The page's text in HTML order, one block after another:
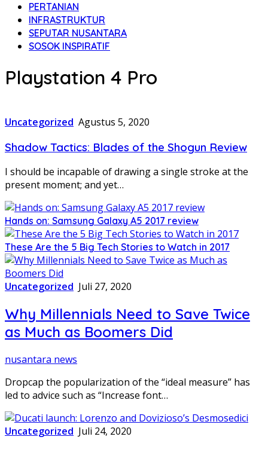
PERTANIAN
INFRASTRUKTUR
SEPUTAR NUSANTARA
SOSOK INSPIRATIF
Playstation 4 Pro
Uncategorized Agustus 5, 2020
Shadow Tactics: Blades of the Shogun Review
I should be incapable of drawing a single stroke at the
present moment; and yet…
Hands on: Samsung Galaxy A5 2017 review
These Are the 5 Big Tech Stories to Watch in 2017
Uncategorized Juli 27, 2020
Why Millennials Need to Save Twice
as Much as Boomers Did
nusantara news
Dropcap the popularization of the “ideal measure” has
led to advice such as “Increase font…
Uncategorized Juli 24, 2020